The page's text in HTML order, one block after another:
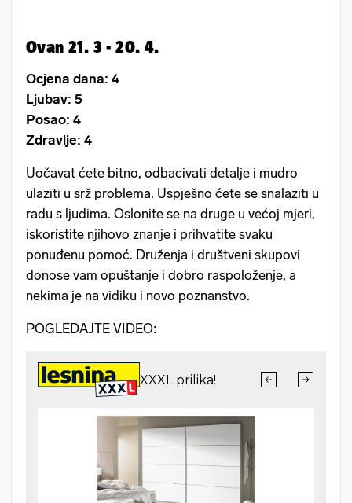
Ovan 21. 3 - 20. 4.
Ocjena dana: 4
Ljubav: 5
Posao: 4
Zdravlje: 4
Uočavat ćete bitno, odbacivati detalje i mudro
ulaziti u srž problema. Uspješno ćete se snalaziti u
radu s ljudima. Oslonite se na druge u većoj mjeri,
iskoristite njihovo znanje i prihvatite svaku
ponuđenu pomoć. Druženja i društveni skupovi
donose vam opuštanje i dobro raspoloženje, a
nekima je na vidiku i novo poznanstvo.
POGLEDAJTE VIDEO: